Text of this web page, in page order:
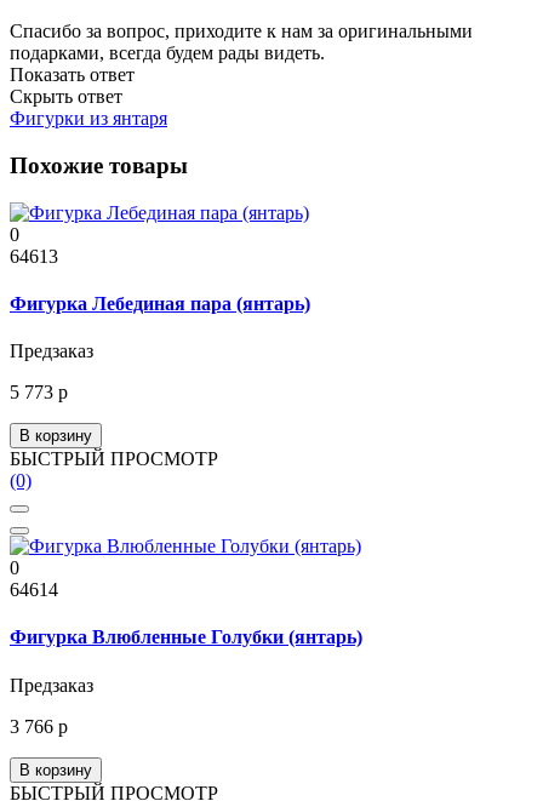
Спасибо за вопрос, приходите к нам за оригинальными
подарками, всегда будем рады видеть.
Показать ответ
Скрыть ответ
Фигурки из янтаря
Похожие товары
0
64613
Фигурка Лебединая пара (янтарь)
Предзаказ
5 773 р
В корзину
БЫСТРЫЙ ПРОСМОТР
(0)
0
64614
Фигурка Влюбленные Голубки (янтарь)
Предзаказ
3 766 р
В корзину
БЫСТРЫЙ ПРОСМОТР